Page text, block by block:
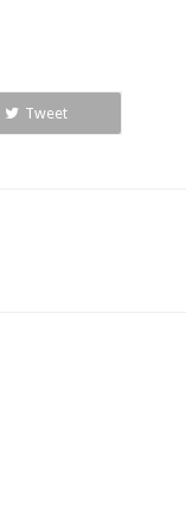
Tweet